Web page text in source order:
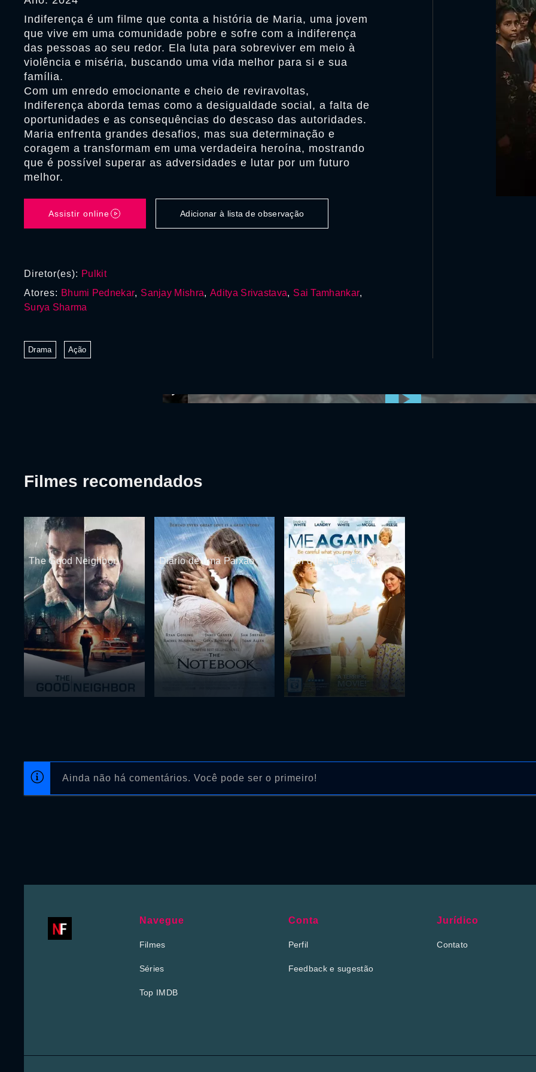
Indiferença é um filme que conta a história de Maria, uma jovem
que vive em uma comunidade pobre e sofre com a indiferença
das pessoas ao seu redor. Ela luta para sobreviver em meio à
violência e miséria, buscando uma vida melhor para si e sua
família.
Com um enredo emocionante e cheio de reviravoltas,
Indiferença aborda temas como a desigualdade social, a falta de
oportunidades e as consequências do descaso das autoridades.
Maria enfrenta grandes desafios, mas sua determinação e
coragem a transformam em uma verdadeira heroína, mostrando
que é possível superar as adversidades e lutar por um futuro
melhor.
Assistir online Adicionar à lista de observação
Diretor(es): Pulkit
Atores: Bhumi Pednekar, Sanjay Mishra,Aditya Srivastava, Sai Tamhankar,
Surya Sharma
Drama Ação
Ainda não há comentários. Você pode ser o primeiro!
Filmes recomendados
The Good Neighbor Diário de uma Paixão Por que Eu, Senhor?
Navegue
Filmes
Séries
Top IMDB
Conta
Perfil
Feedback e sugestão
Jurídico
Contato